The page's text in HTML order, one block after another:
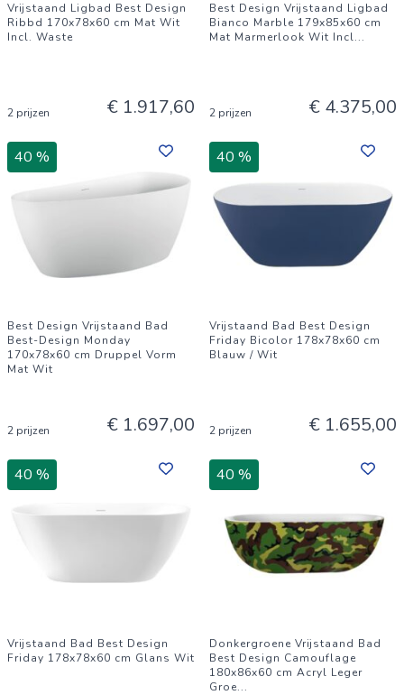
Vrijstaand Ligbad Best Design
Ribbd 170x78x60 cm Mat Wit
Incl. Waste
2 prijzen € 1.917,60
Best Design Vrijstaand Ligbad
Bianco Marble 179x85x60 cm
Mat Marmerlook Wit Incl...
2 prijzen € 4.375,00
40 %
Best Design Vrijstaand Bad
Best-Design Monday
170x78x60 cm Druppel Vorm
Mat Wit
2 prijzen € 1.697,00
40 %
Vrijstaand Bad Best Design
Friday Bicolor 178x78x60 cm
Blauw / Wit
2 prijzen € 1.655,00
40 %
Vrijstaand Bad Best Design
Friday 178x78x60 cm Glans Wit
40 %
Donkergroene Vrijstaand Bad
Best Design Camouflage
180x86x60 cm Acryl Leger
Groe...